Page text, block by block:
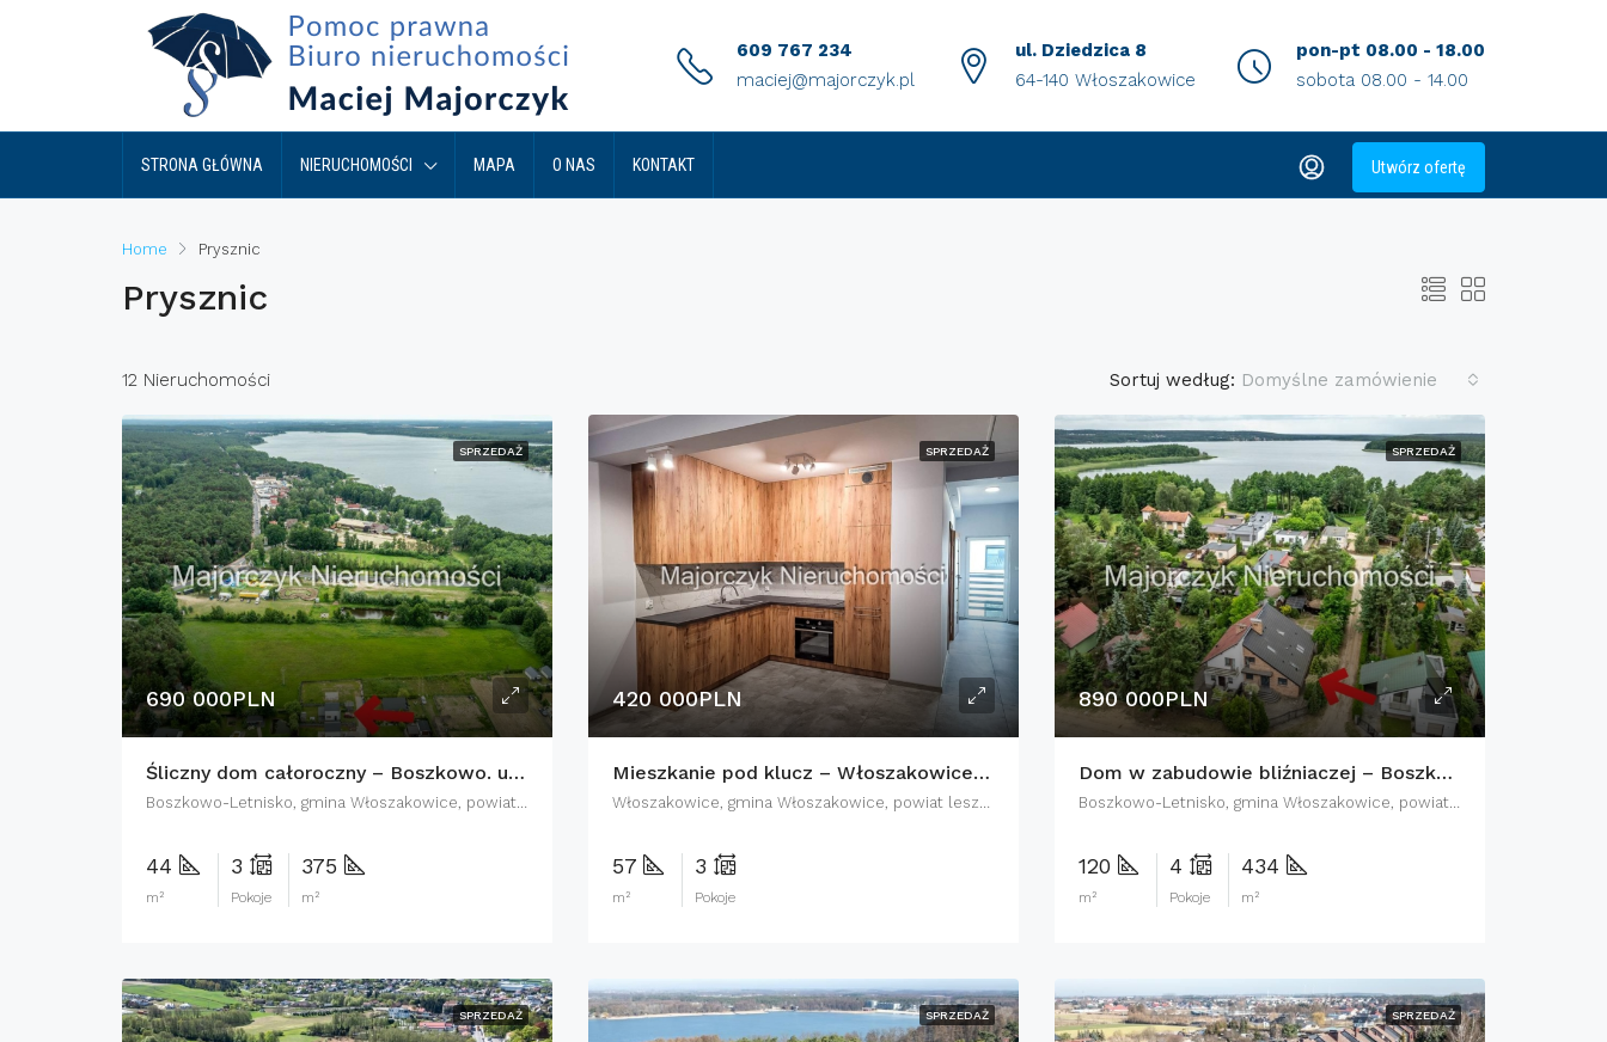
609 767 234
maciej@majorczyk.pl
ul. Dziedzica 8
64-140 Włoszakowice
pon-pt 08.00 - 18.00
sobota 08.00 - 14.00
STRONA GŁÓWNA NIERUCHOMOŚCI MAPA O NAS KONTAKT Utwórz ofertę
Home Prysznic
Prysznic
12 Nieruchomości Sortuj według: Domyślne zamówienie
SPRZEDAŻ
690 000PLN
Śliczny dom całoroczny – Boszkowo. ul. Piaskowa
Boszkowo-Letnisko, gmina Włoszakowice, powiat leszczyński, województwo wielkopolskie, 64-140, Polska
44
m²
3
Pokoje
375
m²
SPRZEDAŻ
420 000PLN
Mieszkanie pod klucz – Włoszakowice, Na Wzgórzu
Włoszakowice, gmina Włoszakowice, powiat leszczyński, województwo wielkopolskie, 64-140, Polska
57
m²
3
Pokoje
SPRZEDAŻ
890 000PLN
Dom w zabudowie bliźniaczej – Boszkowo/Starkowo
Boszkowo-Letnisko, gmina Włoszakowice, powiat leszczyński, województwo wielkopolskie, 64-140, Polska
120
m²
4
Pokoje
434
m²
SPRZEDAŻ SPRZEDAŻ SPRZEDAŻ